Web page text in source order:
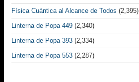
Física Cuántica al Alcance de Todos (2,395)
Linterna de Popa 449 (2,340)
Linterna de Popa 393 (2,334)
Linterna de Popa 553 (2,287)